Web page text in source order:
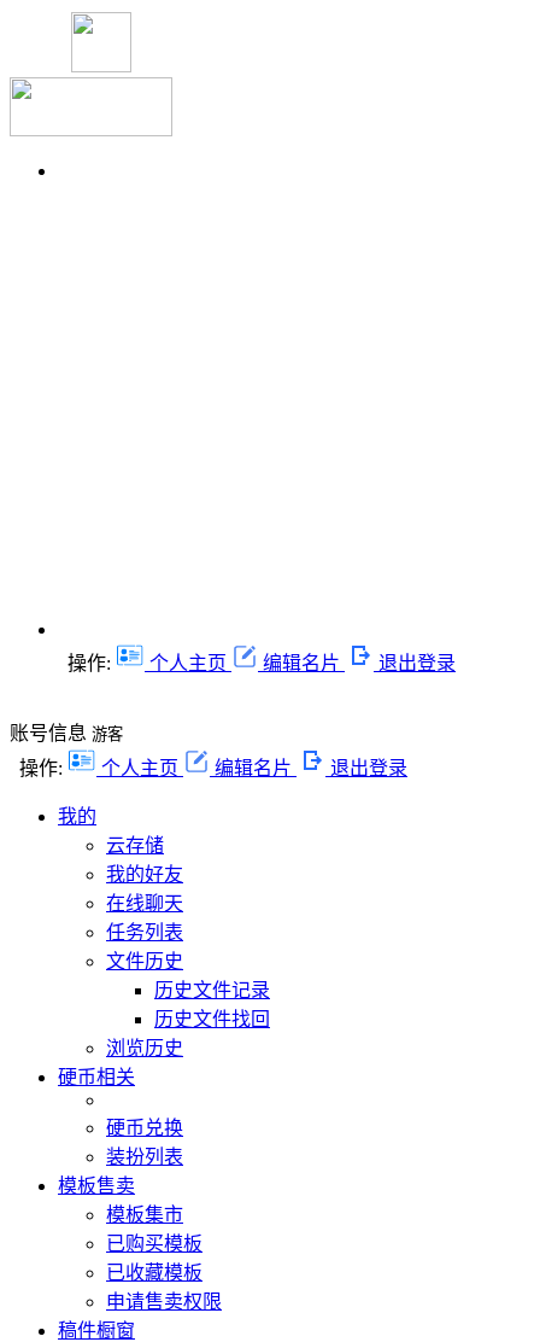
操作: 个人主页 编辑名片 退出登录
账号信息 游客
操作: 个人主页 编辑名片 退出登录
我的
云存储
我的好友
在线聊天
任务列表
文件历史
历史文件记录
历史文件找回
浏览历史
硬币相关
硬币兑换
装扮列表
模板售卖
模板集市
已购买模板
已收藏模板
申请售卖权限
稿件橱窗